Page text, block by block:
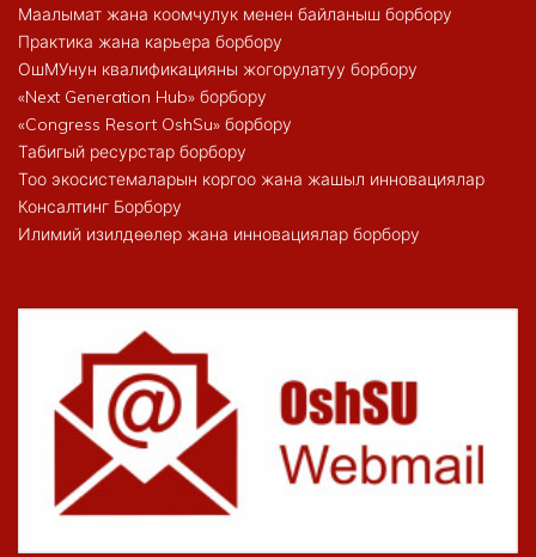
Маалымат жана коомчулук менен байланыш борбору
Практика жана карьера борбору
ОшМУнун квалификацияны жогорулатуу борбору
«Next Generation Hub» борбору
«Congress Resort OshSu» борбору
Табигый ресурстар борбору
Тоо экосистемаларын коргоо жана жашыл инновациялар
Консалтинг Борбору
Илимий изилдөөлөр жана инновациялар борбору